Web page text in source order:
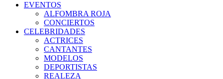
EVENTOS
ALFOMBRA ROJA
CONCIERTOS
CELEBRIDADES
ACTRICES
CANTANTES
MODELOS
DEPORTISTAS
REALEZA